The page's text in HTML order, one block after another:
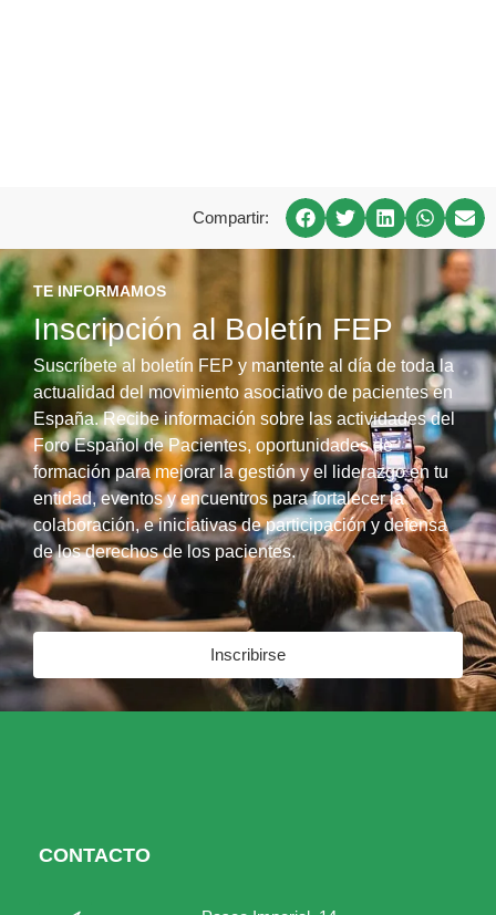
Compartir:
TE INFORMAMOS
Inscripción al Boletín FEP
Suscríbete al boletín FEP y mantente al día de toda la
actualidad del movimiento asociativo de pacientes en
España. Recibe información sobre las actividades del
Foro Español de Pacientes, oportunidades de
formación para mejorar la gestión y el liderazgo en tu
entidad, eventos y encuentros para fortalecer la
colaboración, e iniciativas de participación y defensa
de los derechos de los pacientes.
Inscribirse
CONTACTO